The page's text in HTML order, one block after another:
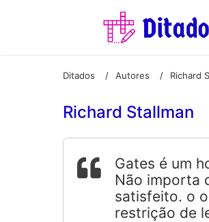
Ditados / Autores / Richard
Richard Stallman
Gates é um
Não importa
satisfeito. o
restrição de